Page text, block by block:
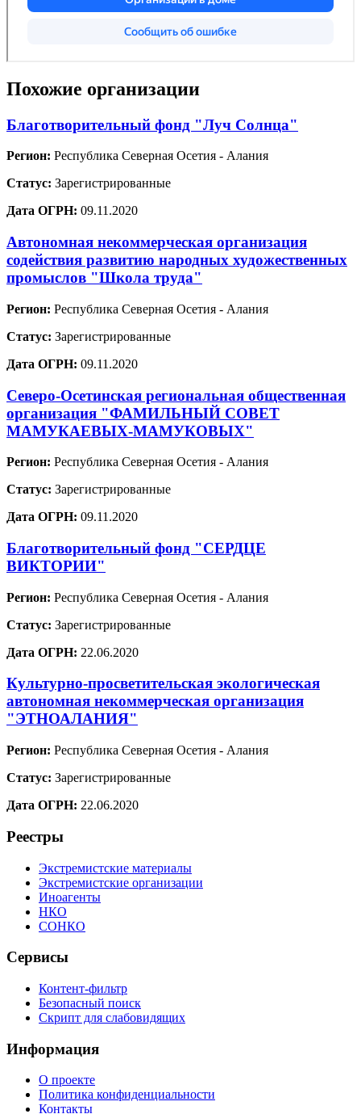
Похожие организации
Благотворительный фонд "Луч Солнца"
Регион: Республика Северная Осетия - Алания
Статус: Зарегистрированные
Дата ОГРН: 09.11.2020
Автономная некоммерческая организация
содействия развитию народных художественных
промыслов "Школа труда"
Регион: Республика Северная Осетия - Алания
Статус: Зарегистрированные
Дата ОГРН: 09.11.2020
Северо-Осетинская региональная общественная
организация "ФАМИЛЬНЫЙ СОВЕТ
МАМУКАЕВЫХ-МАМУКОВЫХ"
Регион: Республика Северная Осетия - Алания
Статус: Зарегистрированные
Дата ОГРН: 09.11.2020
Благотворительный фонд "СЕРДЦЕ
ВИКТОРИИ"
Регион: Республика Северная Осетия - Алания
Статус: Зарегистрированные
Дата ОГРН: 22.06.2020
Культурно-просветительская экологическая
автономная некоммерческая организация
"ЭТНОАЛАНИЯ"
Регион: Республика Северная Осетия - Алания
Статус: Зарегистрированные
Дата ОГРН: 22.06.2020
Реестры
Экстремистские материалы
Экстремистские организации
Иноагенты
НКО
СОНКО
Сервисы
Контент-фильтр
Безопасный поиск
Скрипт для слабовидящих
Информация
О проекте
Политика конфиденциальности
Контакты